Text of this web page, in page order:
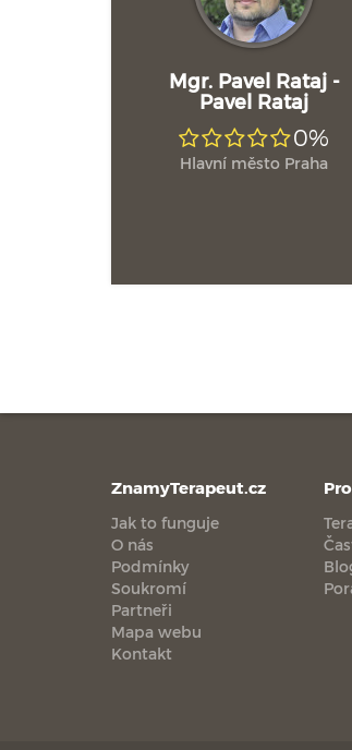
Mgr. Pavel Rataj -
Pavel Rataj
0%
Hlavní město Praha
ZnamyTerapeut.cz
Jak to funguje
O nás
Podmínky
Soukromí
Partneři
Mapa webu
Kontakt